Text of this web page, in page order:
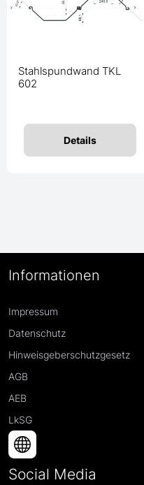
Stahlspundwand TKL
602
Details
Informationen
Impressum
Datenschutz
Hinweisgeberschutzgesetz
AGB
AEB
LkSG
Social Media